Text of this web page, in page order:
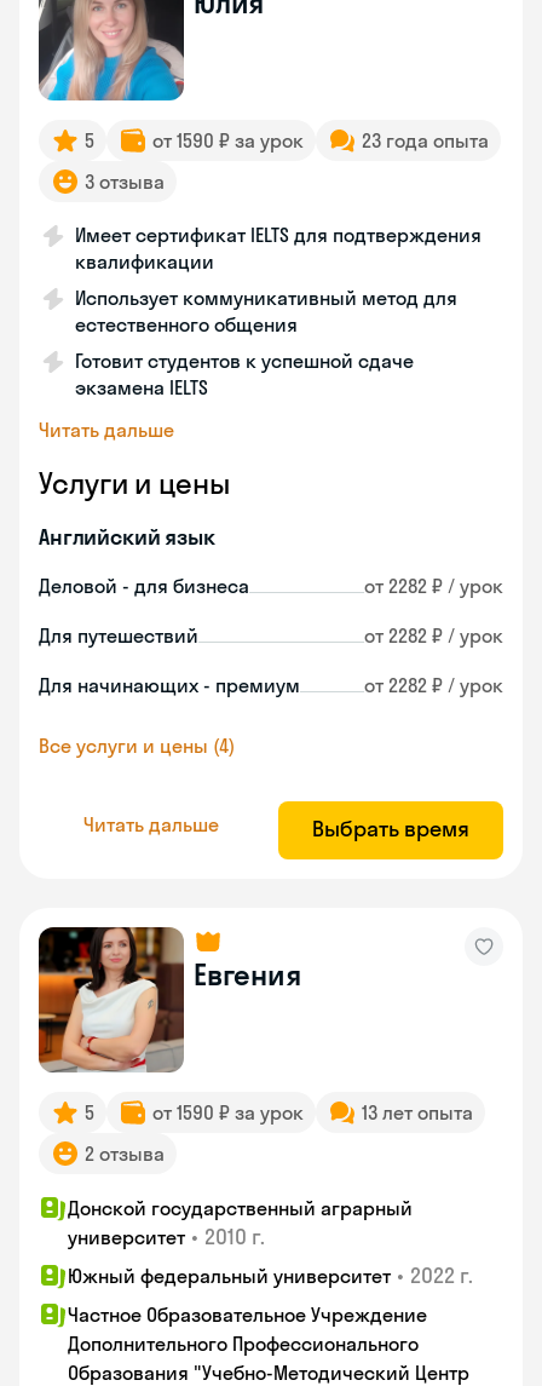
5 от 1590 ₽ за урок
23 года опыта
3 отзыва
Имеет сертификат IELTS для подтверждения
квалификации
Использует коммуникативный метод для
естественного общения
Готовит студентов к успешной сдаче
экзамена IELTS
Читать дальше
Услуги и цены
Английский язык
Деловой - для бизнеса от 2282 ₽ / урок
Для путешествий от 2282 ₽ / урок
Для начинающих - премиум от 2282 ₽ / урок
Все услуги и цены (4)
Читать дальше Выбрать время
Евгения
5 от 1590 ₽ за урок
13 лет опыта
2 отзыва
Донской государственный аграрный
университет • 2010 г.
Южный федеральный университет • 2022 г.
Частное Образовательное Учреждение
Дополнительного Профессионального
Образования "Учебно-Методический Центр